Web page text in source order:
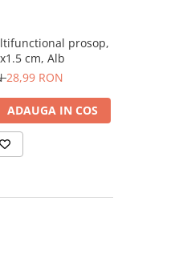
prosop,
cm, Alb
28,99 RON
ADAUGA IN COS